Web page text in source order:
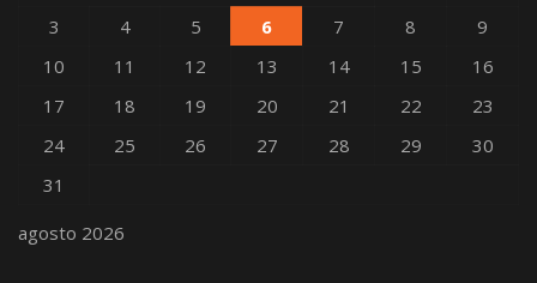
agosto 2026
3
4 5 6 7 8
9
10
11 12 13 14 15
16
17
18 19 20 21 22
23
24
25 26 27 28 29
30
31